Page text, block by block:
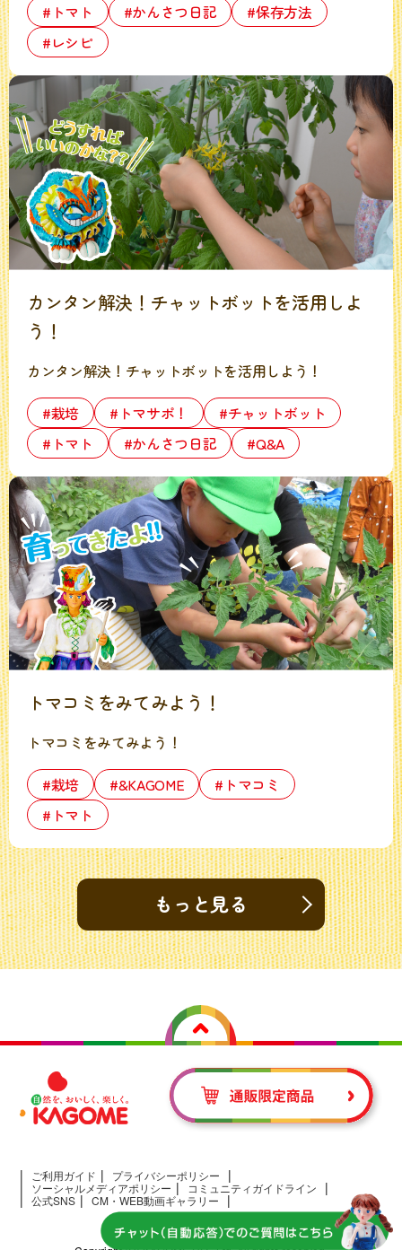
#トマト
#かんさつ日記
#保存方法
#レシピ
カンタン解決！チャットボットを活用しよ
う！
カンタン解決！チャットボットを活用しよう！
#栽培
#トマサポ！
#チャットボット
#トマト
#かんさつ日記 #Q&A
トマコミをみてみよう！
トマコミをみてみよう！
#栽培
#&KAGOME
#トマコミ
#トマト
もっと見る
ご利用ガイド
プライバシーポリシー
ソーシャルメディアポリシー
コミュニティガイドライン
公式SNS
CM・WEB動画ギャラリー